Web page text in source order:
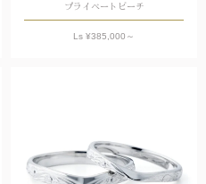
プライベートビーチ
Ls ¥385,000 ～